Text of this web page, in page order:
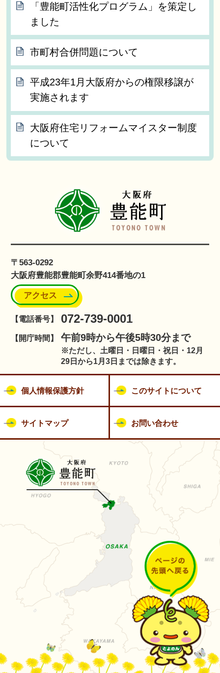
「豊能町活性化プログラム」を策定し
ました
市町村合併問題について
平成23年1月大阪府からの権限移譲が
実施されます
大阪府住宅リフォームマイスター制度
について
〒563-0292
大阪府豊能郡豊能町余野414番地の1
アクセス
【電話番号】 072-739-0001
【開庁時間】 午前9時から午後5時30分まで
※ただし、土曜日・日曜日・祝日・12月
29日から1月3日までは除きます。
個人情報保護方針 このサイトについて
サイトマップ お問い合わせ